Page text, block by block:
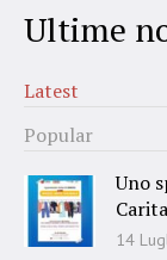
Ultime
Latest
Popular
Uno
14